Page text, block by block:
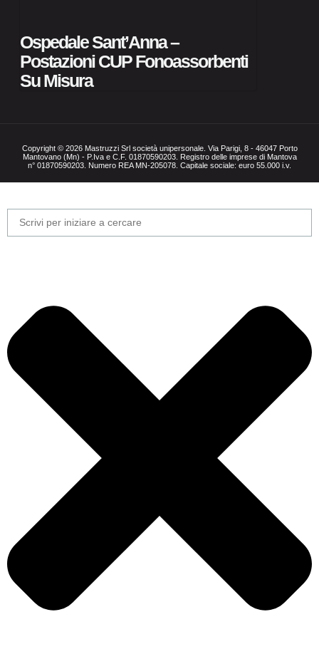
Ospedale Sant’Anna –
Postazioni CUP Fonoassorbenti
Su Misura
Copyright © 2026 Mastruzzi Srl società unipersonale. Via Parigi, 8 - 46047 Porto
Mantovano (Mn) - P.Iva e C.F. 01870590203. Registro delle imprese di Mantova
n° 01870590203. Numero REA MN-205078. Capitale sociale: euro 55.000 i.v.